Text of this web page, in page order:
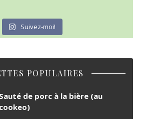
Suivez-moi!
POPULAIRES
Sauté de porc à la bière (au
cookeo)